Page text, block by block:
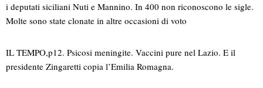
i deputati siciliani Nuti e Mannino. In 400 non riconoscono le sigle.
Molte sono state clonate in altre occasioni di voto
IL TEMPO,p12. Psicosi meningite. Vaccini pure nel Lazio. E il
presidente Zingaretti copia l’Emilia Romagna.